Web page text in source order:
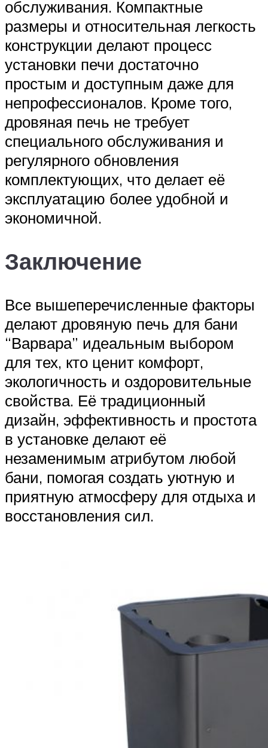
обслуживания. Компактные
размеры и относительная легкость
конструкции делают процесс
установки печи достаточно
простым и доступным даже для
непрофессионалов. Кроме того,
дровяная печь не требует
специального обслуживания и
регулярного обновления
комплектующих, что делает её
эксплуатацию более удобной и
экономичной.
Заключение
Все вышеперечисленные факторы
делают дровяную печь для бани
“Варвара” идеальным выбором
для тех, кто ценит комфорт,
экологичность и оздоровительные
свойства. Её традиционный
дизайн, эффективность и простота
в установке делают её
незаменимым атрибутом любой
бани, помогая создать уютную и
приятную атмосферу для отдыха и
восстановления сил.